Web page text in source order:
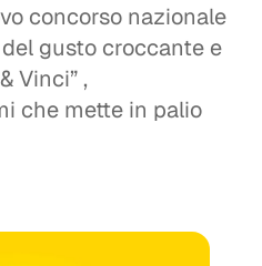
concorso nazionale
gusto croccante e
Vinci” ,
che mette in palio